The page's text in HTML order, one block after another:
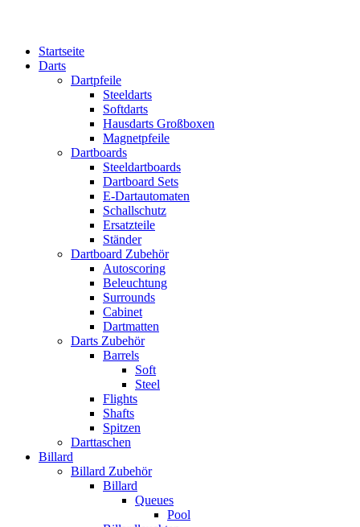
Startseite
Darts
Dartpfeile
Steeldarts
Softdarts
Hausdarts Großboxen
Magnetpfeile
Dartboards
Steeldartboards
Dartboard Sets
E-Dartautomaten
Schallschutz
Ersatzteile
Ständer
Dartboard Zubehör
Autoscoring
Beleuchtung
Surrounds
Cabinet
Dartmatten
Darts Zubehör
Barrels
Soft
Steel
Flights
Shafts
Spitzen
Darttaschen
Billard
Billard Zubehör
Billard
Queues
Pool